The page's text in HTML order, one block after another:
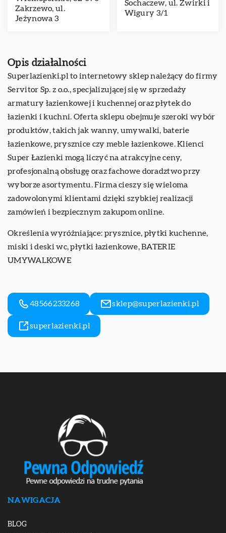
Zakrzewo, ul.
Jeżynowa 3
Sochaczew, ul. Żwirki i
Wigury 3/1
Opis działalności
Superlazienki.pl to internetowy sklep należący do firmy
Servitor Sp. z o.o., specjalizującej się w sprzedaży
armatury łazienkowej i kuchennej oraz płytek do
łazienki i kuchni. Oferta sklepu obejmuje szeroki wybór
produktów, takich jak wanny, umywalki, baterie
łazienkowe, prysznice czy meble łazienkowe. Klienci
Super Łazienki mogą liczyć na atrakcyjne ceny,
profesjonalną obsługę oraz fachowe doradztwo przy
wyborze asortymentu. Firma cieszy się wieloma
zadowolonymi klientami dzięki szybkiej realizacji
zamówień i bezpiecznym zakupom online.
Określenia wyróżniające: prysznice, płytki kuchenne,
miski i deski wc, płytki łazienkowe,BATERIE
UMYWALKOWE
48566233268 sklep@superlazienki.pl
superlazienki.pl
NAWIGACJA
BLOG